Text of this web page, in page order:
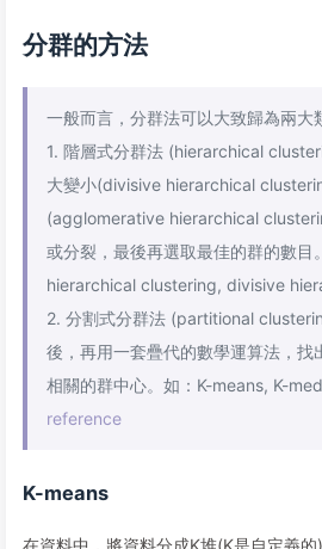
分群的方法
一般而言，分群法可以大致歸為兩大
1. 階層式分群法 (hierarchical
大變小(divisive hierarchical
(agglomerative hierarchical
或分裂，最後再選取最佳的群的數
hierarchical clustering, divisive
2. 分割式分群法 (partitional
後，再用一套疊代的數學運算法，找
相關的群中心。如：K-means, K-
reference
K-means
在資料中，將資料分成K堆(K是自定義